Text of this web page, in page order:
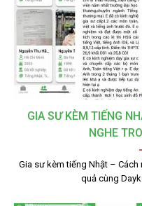
GIA SƯ KÈM TIẾNG
NGHE
Gia sư kèm tiếng Nhật – Cách
quả cùng